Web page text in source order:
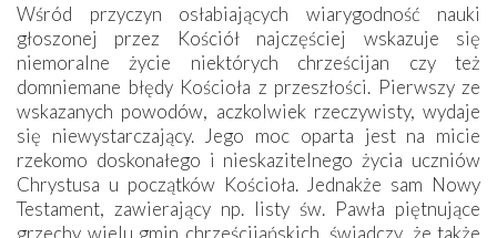
Wśród przyczyn osłabiających wiarygodność nauki
głoszonej przez Kościół najczęściej wskazuje się
niemoralne życie niektórych chrześcijan czy też
domniemane błędy Kościoła z przeszłości. Pierwszy ze
wskazanych powodów, aczkolwiek rzeczywisty, wydaje
się niewystarczający. Jego moc oparta jest na micie
rzekomo doskonałego i nieskazitelnego życia uczniów
Chrystusa u początków Kościoła. Jednakże sam Nowy
Testament, zawierający np. listy św. Pawła piętnujące
grzechy wielu gmin chrześcijańskich, świadczy, że także